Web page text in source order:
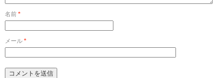
名前 *
メール *